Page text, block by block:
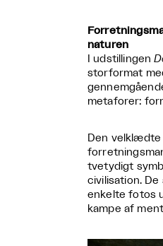
naturen
I udstillingen
storformat
metaforer:
Den
tvetydigt
civilisation.
enkelte fotos
kampe af